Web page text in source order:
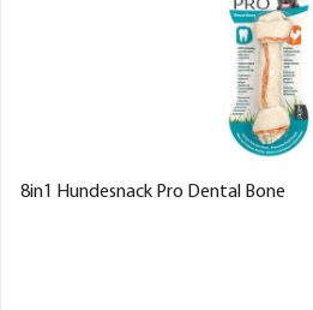
8in1 Hundesnack Pro Dental Bone